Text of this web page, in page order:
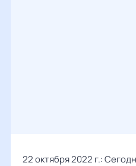
22 октября 2022 г.: